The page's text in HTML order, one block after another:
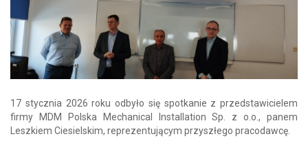
17 stycznia 2026 roku odbyło się spotkanie z przedstawicielem
firmy MDM Polska Mechanical Installation Sp. z o.o., panem
Leszkiem Ciesielskim, reprezentującym przyszłego pracodawcę.